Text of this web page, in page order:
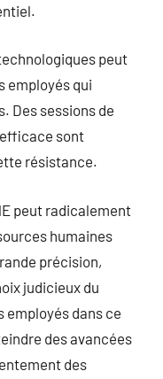
peut
employés qui
Des sessions de
sont
résistance.
peut radicalement
humaines
précision,
judicieux du
employés dans ce
des avancées
des